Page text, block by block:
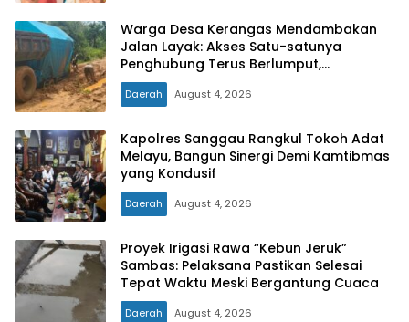
Warga Desa Kerangas Mendambakan
Jalan Layak: Akses Satu-satunya
Penghubung Terus Berlumput,
Menghambat Ekonomi dan Pelayanan
Kesehatan
Daerah August 4, 2026
Kapolres Sanggau Rangkul Tokoh Adat
Melayu, Bangun Sinergi Demi Kamtibmas
yang Kondusif
Daerah August 4, 2026
Proyek Irigasi Rawa “Kebun Jeruk”
Sambas: Pelaksana Pastikan Selesai
Tepat Waktu Meski Bergantung Cuaca
Daerah August 4, 2026